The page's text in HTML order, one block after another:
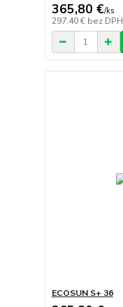
365,80 €/ks
297,40 € bez DPH
ECOSUN S+ 36